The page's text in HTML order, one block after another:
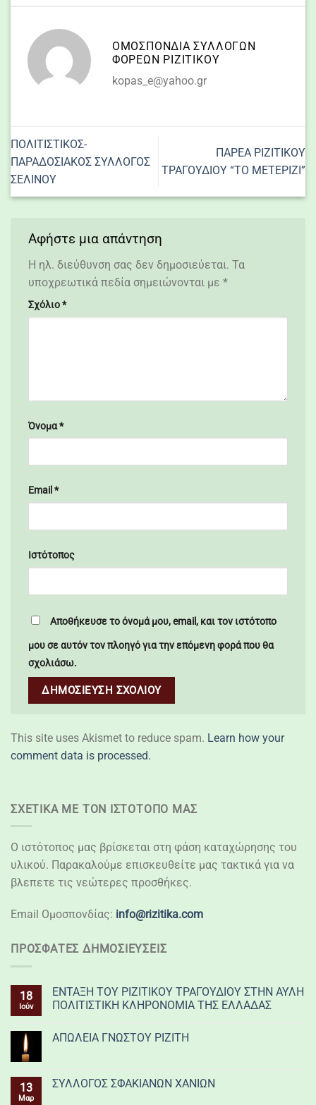
ΟΜΟΣΠΟΝΔΙΑ ΣΥΛΛΌΓΩΝ
ΦΟΡΈΩΝ ΡΙΖΙΤΙΚΟΥ
kopas_e@yahoo.gr
ΠΟΛΙΤΙΣΤΙΚΟΣ-
ΠΑΡΑΔΟΣΙΑΚΟΣ ΣΥΛΛΟΓΟΣ
ΣΕΛΙΝΟΥ
ΠΑΡΕΑ ΡΙΖΙΤΙΚΟΥ
ΤΡΑΓΟΥΔΙΟΥ “ΤΟ ΜΕΤΕΡΙΖΙ”
Αφήστε μια απάντηση
Η ηλ. διεύθυνση σας δεν δημοσιεύεται. Τα
υποχρεωτικά πεδία σημειώνονται με *
Σχόλιο*
Όνομα*
Email *
Ιστότοπος
Αποθήκευσε το όνομά μου, email, και τον ιστότοπο
μου σε αυτόν τον πλοηγό για την επόμενη φορά που θα
σχολιάσω.
This site uses Akismet to reduce spam. Learn how your
comment data is processed.
ΣΧΕΤΙΚΆ ΜΕ ΤΟΝ ΙΣΤΌΤΟΠΌ ΜΑΣ
Ο ιστότοπος μας βρίσκεται στη φάση καταχώρησης του
υλικού. Παρακαλούμε επισκευθείτε μας τακτικά για να
βλεπετε τις νεώτερες προσθήκες.
Email Ομοσπονδίας: info@rizitika.com
ΠΡΌΣΦΑΤΕΣ ΔΗΜΟΣΙΕΎΣΕΙΣ
18
Ιούν
ΕΝΤΑΞΗ ΤΟΥ ΡΙΖΙΤΙΚΟΥ ΤΡΑΓΟΥΔΙΟΥ ΣΤΗΝ ΑΥΛΗ
ΠΟΛΙΤΙΣΤΙΚΗ ΚΛΗΡΟΝΟΜΙΑ ΤΗΣ ΕΛΛΑΔΑΣ
ΑΠΩΛΕΙΑ ΓΝΩΣΤΟΥ ΡΙΖΙΤΗ
13
Μαρ
ΣΥΛΛΟΓΟΣ ΣΦΑΚΙΑΝΩΝ ΧΑΝΙΩΝ